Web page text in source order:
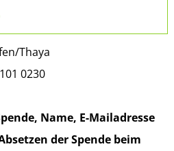
Thaya
0230
Name, E-Mailadresse
der Spende beim